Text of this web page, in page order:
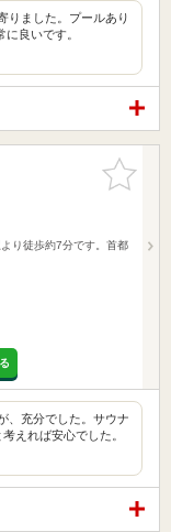
りました。プールあり
良いです。
お気に入
りに追加
り徒歩約7分です。首都
、充分でした。サウナ
えれば安心でした。